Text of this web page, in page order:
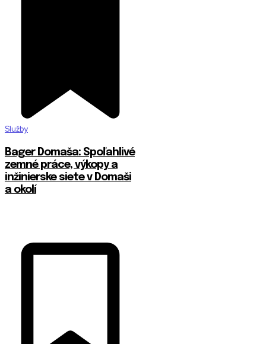
Služby
Bager Domaša: Spoľahlivé
zemné práce, výkopy a
inžinierske siete v Domaši
a okolí